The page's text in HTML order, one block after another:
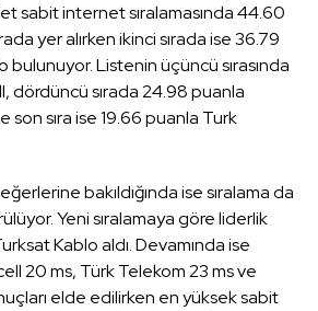
sabit internet sıralamasında 44.60
yer alırken ikinci sırada ise 36.79
Listenin üçüncü sırasında
dördüncü sırada 24.98 puanla
sıra ise 19.66 puanla Turk
bakıldığında ise sıralama da
Yeni sıralamaya göre liderlik
Kablo aldı. Devamında ise
20 ms, Türk Telekom 23 ms ve
elde edilirken en yüksek sabit